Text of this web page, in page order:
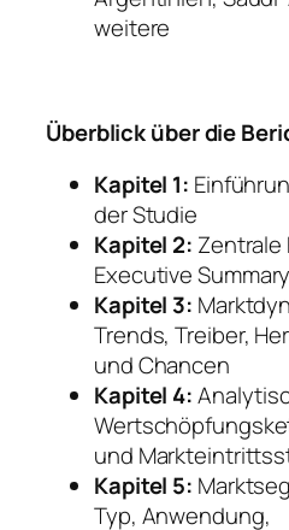
weitere
Überblick über die
Kapitel 1:
der Studie
Kapitel 2: Zentrale
Executive Summary
Kapitel 3:
Trends, Treiber,
und Chancen
Kapitel 4:
und
Kapitel 5:
Typ, Anwendung,